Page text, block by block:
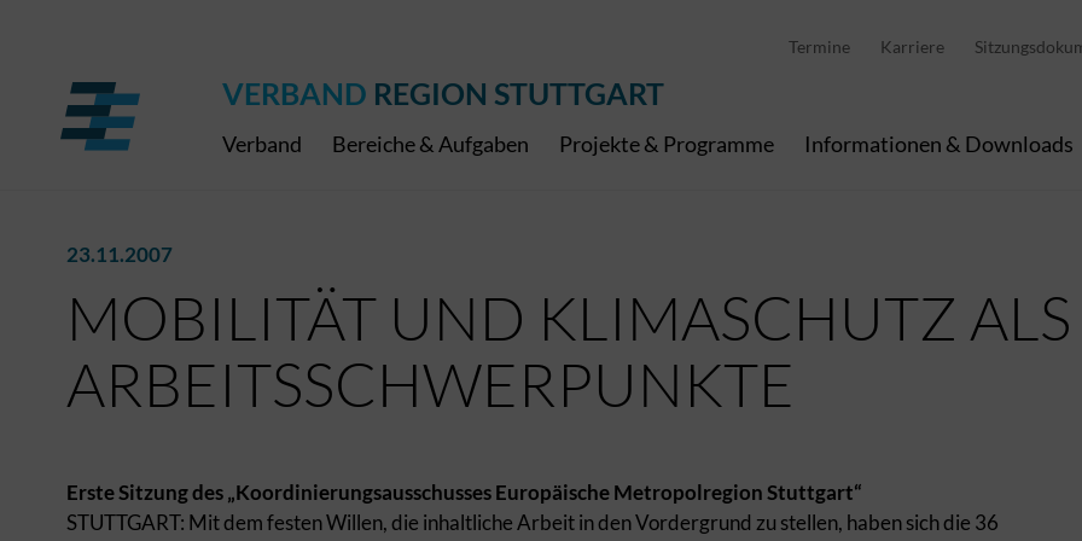
Termine Karriere
VERBAND REGION STUTTGART
Verband Bereiche & Aufgaben Projekte & Programme Informationen & Downloads
23.11.2007
MOBILITÄT UND KLIMASCHUTZ ALS
ARBEITSSCHWERPUNKTE
Erste Sitzung des „Koordinierungsausschusses Europäische Metropolregion Stuttgart“
STUTTGART: Mit dem festen Willen, die inhaltliche Arbeit in den Vordergrund zu stellen, haben sich die 36